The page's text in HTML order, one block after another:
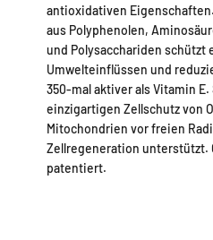
antioxidativen
aus Polyphenolen,
und Polysacchariden schützt
Umwelteinflüssen und
350-mal aktiver als Vitamin
einzigartigen Zellschutz von
Mitochondrien vor freien
Zellregeneration unterstützt.
patentiert.